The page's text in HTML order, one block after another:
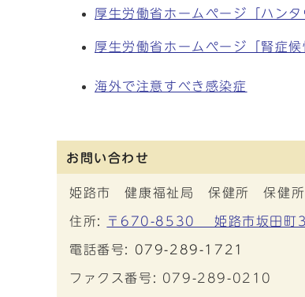
厚生労働省ホームページ「ハンタ
厚生労働省ホームページ「腎症候
海外で注意すべき感染症
お問い合わせ
姫路市 健康福祉局 保健所 保健所
住所: 〒670-8530 姫路市坂田町3
電話番号: 079-289-1721
ファクス番号: 079-289-0210